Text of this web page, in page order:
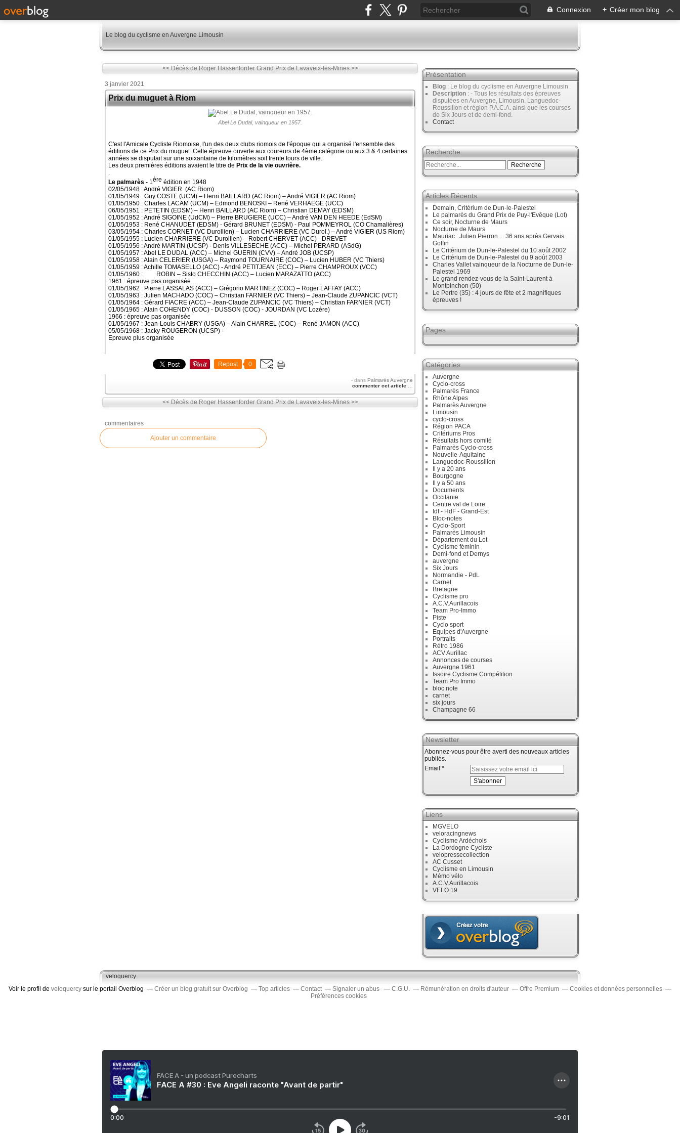
Connexion + Créer mon blog
Le blog du cyclisme en Auvergne Limousin
<< Décès de Roger Hassenforder Grand Prix de Lavaveix-les-Mines >>
3 janvier 2021
Prix du muguet à Riom
Abel Le Dudal, vainqueur en 1957.
C'est l'Amicale Cycliste Riomoise, l'un des deux clubs riomois de l'époque qui a organisé l'ensemble des
éditions de ce Prix du muguet. Cette épreuve ouverte aux coureurs de 4ème catégorie ou aux 3 & 4 certaines
années se disputait sur une soixantaine de kilomètres soit trente tours de ville.
Les deux premières éditions avaient le titre de Prix de la vie ouvrière.
.
Le palmarès - 1ère édition en 1948
02/05/1948 : André VIGIER (AC Riom)
01/05/1949 : Guy COSTE (UCM) – Henri BAILLARD (AC Riom) – André VIGIER (AC Riom)
01/05/1950 : Charles LACAM (UCM) – Edmond BENOSKI – René VERHAEGE (UCC)
06/05/1951 : PETETIN (EDSM) – Henri BAILLARD (AC Riom) – Christian DEMAY (EDSM)
01/05/1952 : André SIGOINE (UdCM) – Pierre BRUGIERE (UCC) – André VAN DEN HEEDE (EdSM)
01/05/1953 : René CHANUDET (EDSM) - Gérard BRUNET (EDSM) - Paul POMMEYROL (CO Chamalières)
03/05/1954 : Charles CORNET (VC Durollien) – Lucien CHARRIERE (VC Durol.) – André VIGIER (US Riom)
01/05/1955 : Lucien CHARRIERE (VC Durollien) – Robert CHERVET (ACC) - DREVET
01/05/1956 : André MARTIN (UCSP) - Denis VILLESECHE (ACC) – Michel PERARD (ASdG)
01/05/1957 : Abel LE DUDAL (ACC) – Michel GUERIN (CVV) – André JOB (UCSP)
01/05/1958 : Alain CELERIER (USGA) – Raymond TOURNAIRE (COC) – Lucien HUBER (VC Thiers)
01/05/1959 : Achille TOMASELLO (ACC) - André PETITJEAN (ECC) – Pierre CHAMPROUX (VCC)
01/05/1960 : ROBIN – Sisto CHECCHIN (ACC) – Lucien MARAZATTO (ACC)
1961 : épreuve pas organisée
01/05/1962 : Pierre LASSALAS (ACC) – Grégorio MARTINEZ (COC) – Roger LAFFAY (ACC)
01/05/1963 : Julien MACHADO (COC) – Christian FARNIER (VC Thiers) – Jean-Claude ZUPANCIC (VCT)
01/05/1964 : Gérard FIACRE (ACC) – Jean-Claude ZUPANCIC (VC Thiers) – Christian FARNIER (VCT)
01/05/1965 : Alain COHENDY (COC) - DUSSON (COC) - JOURDAN (VC Lozère)
1966 : épreuve pas organisée
01/05/1967 : Jean-Louis CHABRY (USGA) – Alain CHARREL (COC) – René JAMON (ACC)
05/05/1968 : Jacky ROUGERON (UCSP) -
Epreuve plus organisée
Repost 0
- dans Palmarès Auvergne
commenter cet article
<< Décès de Roger Hassenforder Grand Prix de Lavaveix-les-Mines >>
commentaires
Ajouter un commentaire
Présentation
Blog : Le blog du cyclisme en Auvergne Limousin
Description : - Tous les résultats des épreuves
disputées en Auvergne, Limousin, Languedoc-
Roussillon et région P.A.C.A. ainsi que les courses
de Six Jours et de demi-fond.
Contact
Recherche
Articles Récents
Demain, Critérium de Dun-le-Palestel
Le palmarès du Grand Prix de Puy-l'Evêque (Lot)
Ce soir, Nocturne de Maurs
Nocturne de Maurs
Mauriac : Julien Pierron ... 36 ans après Gervais
Goffin
Le Critérium de Dun-le-Palestel du 10 août 2002
Le Critérium de Dun-le-Palestel du 9 août 2003
Charles Vallet vainqueur de la Nocturne de Dun-le-
Palestel 1969
Le grand rendez-vous de la Saint-Laurent à
Montpinchon (50)
Le Pertre (35) : 4 jours de fête et 2 magnifiques
épreuves !
Pages
Catégories
Auvergne
Cyclo-cross
Palmarès France
Rhône Alpes
Palmarès Auvergne
Limousin
cyclo-cross
Région PACA
Critériums Pros
Résultats hors comité
Palmarès Cyclo-cross
Nouvelle-Aquitaine
Languedoc-Roussillon
Il y a 20 ans
Bourgogne
Il y a 50 ans
Documents
Occitanie
Centre val de Loire
Idf - HdF - Grand-Est
Bloc-notes
Cyclo-Sport
Palmarès Limousin
Département du Lot
Cyclisme féminin
Demi-fond et Dernys
auvergne
Six Jours
Normandie - PdL
Carnet
Bretagne
Cyclisme pro
A.C.V.Aurillacois
Team Pro-Immo
Piste
Cyclo sport
Equipes d'Auvergne
Portraits
Rétro 1986
ACV Aurillac
Annonces de courses
Auvergne 1961
Issoire Cyclisme Compétition
Team Pro Immo
bloc note
carnet
six jours
Champagne 66
Newsletter
Abonnez-vous pour être averti des nouveaux articles
publiés.
Email
Liens
MGVELO
veloracingnews
Cyclisme Ardéchois
La Dordogne Cycliste
velopressecollection
AC Cusset
Cyclisme en Limousin
Mémo vélo
A.C.V.Aurillacois
VELO 19
veloquercy
Voir le profil de veloquercy sur le portail Overblog Créer un blog gratuit sur Overblog Top articles Contact Signaler un abus C.G.U. Rémunération en droits d'auteur Offre Premium
Cookies et données personnelles
Préférences cookies
FACE A - un podcast Purecharts
FACE A #30 : Eve Angeli raconte "Avant de partir"
0:00 -9:01